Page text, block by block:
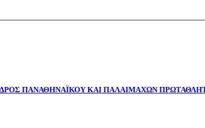
ΠΑΝΑΘΗΝΑΪΚΟΥ ΚΑΙ ΠΑΛΑΙΜΑΧΩΝ